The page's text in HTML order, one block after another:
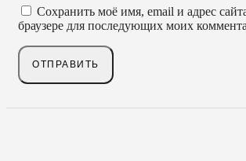
Сохранить моё имя, email и адрес
браузере для последующих моих